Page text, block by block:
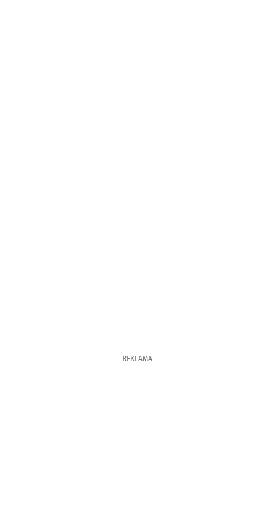
REKLAMA